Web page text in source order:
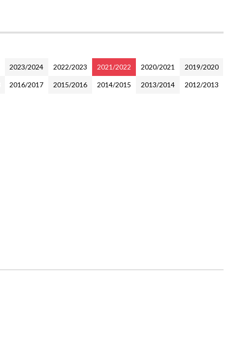
2023/2024 2022/2023 2021/2022 2020/2021 2019/2020
2016/2017 2015/2016 2014/2015 2013/2014 2012/2013